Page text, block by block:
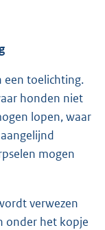
een toelichting.
honden niet
lopen, waar
mogen
verwezen
onder het kopje